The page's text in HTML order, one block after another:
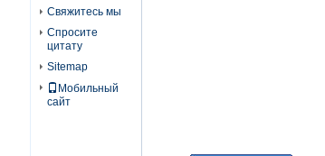
Свяжитесь мы
Спросите
цитату
Sitemap
Мобильный
сайт